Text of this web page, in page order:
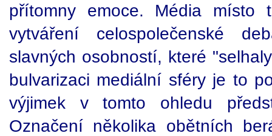
přítomny emoce. Média
vytváření celospolečenské
slavných osobností, které
bulvarizaci mediální sféry je to
výjimek v tomto ohledu
Označení několika obětních